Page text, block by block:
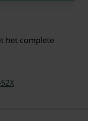
het complete